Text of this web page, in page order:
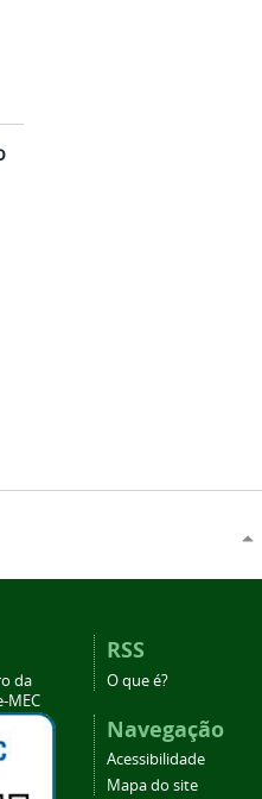
da
MEC
RSS
O que é?
Navegação
Acessibilidade
Mapa do site